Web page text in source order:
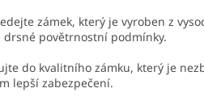
zámek, který je vyroben z
drsné povětrnostní podmínky.
do kvalitního zámku, který je
lepší zabezpečení.